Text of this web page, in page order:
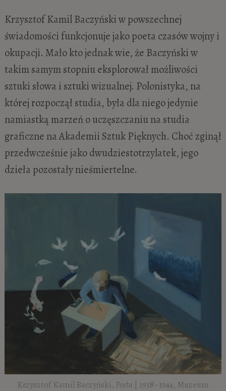
Krzysztof Kamil Baczyński w powszechnej
świadomości funkcjonuje jako poeta czasów wojny i
okupacji. Mało kto jednak wie, że Baczyński w
takim samym stopniu eksplorował możliwości
sztuki słowa i sztuki wizualnej. Polonistyka, na
której rozpoczął studia, była dla niego jedynie
namiastką marzeń o uczęszczaniu na studia
graficzne na Akademii Sztuk Pięknych. Choć zginął
przedwcześnie jako dwudziestotrzylatek, jego
dzieła pozostały nieśmiertelne.
Krzysztof Kamil Baczyński, Poeta | 1938–1944, Muzeum